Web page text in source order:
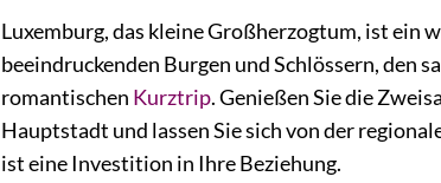
Luxemburg, das kleine Großherzogtum, ist ein
beeindruckenden Burgen und Schlössern, den
romantischen Kurztrip. Genießen Sie die
Hauptstadt und lassen Sie sich von der
ist eine Investition in Ihre Beziehung.